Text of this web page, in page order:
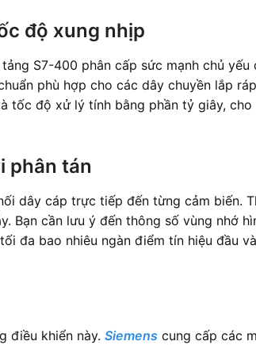
độ xung nhịp
S7-400 phân cấp sức mạnh chủ
phù hợp cho các dây chuyền lắp
tốc độ xử lý tính bằng phần tỷ giây,
phân tán
dây cáp trực tiếp đến từng cảm biến.
Bạn cần lưu ý đến thông số vùng nhớ
đa bao nhiêu ngàn điểm tín hiệu đầu
điều khiển này. Siemens cung cấp các